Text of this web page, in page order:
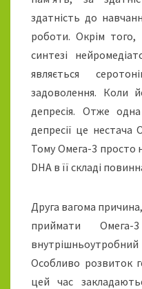
здатність до
роботи. Окрім
синтезі
являється
задоволення. Коли
депресія. Отже
депресії це нестача
Тому Омега-3 просто
DHA в її складі
Друга вагома
приймати
Особливо розвиток
цей час